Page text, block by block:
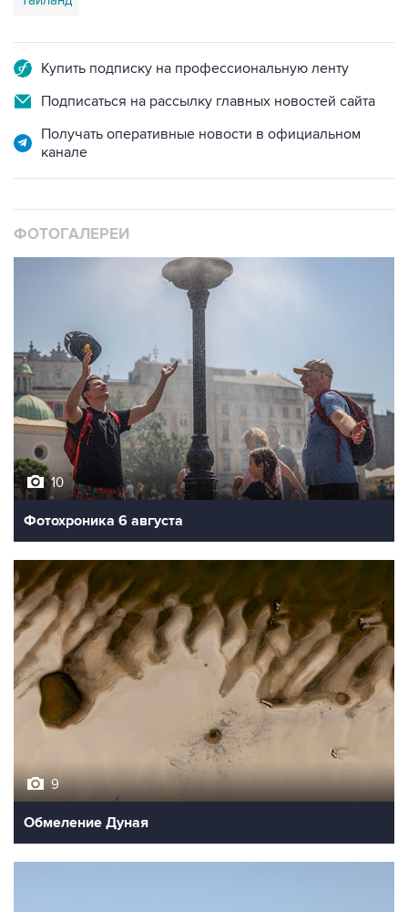
Купить подписку на профессиональную ленту
Подписаться на рассылку главных новостей сайта
Получать оперативные новости в официальном
канале
ФОТОГАЛЕРЕИ
10
Фотохроника 6 августа
9
Обмеление Дуная